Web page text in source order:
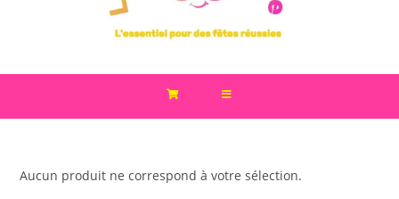
Aucun produit ne correspond à votre sélection.